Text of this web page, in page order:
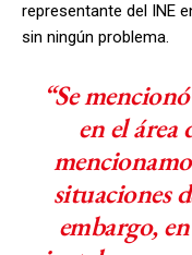
representante del INE
sin ningún problema.
“Se
en el área
situaciones
embargo,